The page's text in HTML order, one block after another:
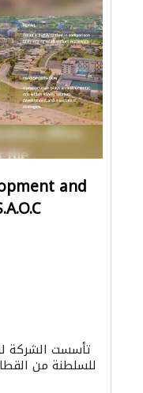
and
تأسست الشركة
للسلطنة من